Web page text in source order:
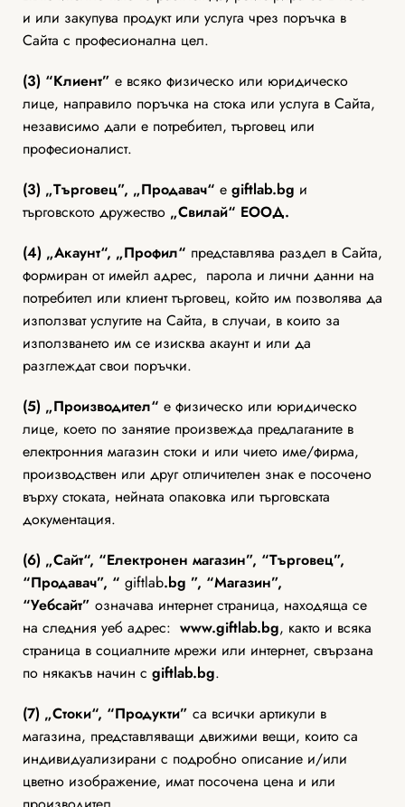
и или закупува продукт или услуга чрез поръчка в
Сайта с професионална цел.
(3) “Клиент” е всяко физическо или юридическо
лице, направило поръчка на стока или услуга в Сайта,
независимо дали е потребител, търговец или
професионалист.
(3) „Търговец”, „Продавач“ е giftlab.bg и
търговското дружество „Свилай“ ЕООД.
(4) „Акаунт“, „Профил“ представлява раздел в Сайта,
формиран от имейл адрес, парола и лични данни на
потребител или клиент търговец, който им позволява да
използват услугите на Сайта, в случаи, в които за
използването им се изисква акаунт и или да
разглеждат свои поръчки.
(5) „Производител“ е физическо или юридическо
лице, което по занятие произвежда предлаганите в
електронния магазин стоки и или чието име/фирма,
производствен или друг отличителен знак е посочено
върху стоката, нейната опаковка или търговската
документация.
(6) „Сайт“, “Електронен магазин”, “Tърговец”,
“Продавач”, “ giftlab.bg ”, “Магазин”,
“Уебсайт” означава интернет страница, находяща се
на следния уеб адрес: www.giftlab.bg, както и всяка
страница в социалните мрежи или интернет, свързана
по някакъв начин с giftlab.bg.
(7) „Стоки“, “Продукти” са всички артикули в
магазина, представляващи движими вещи, които са
индивидуализирани с подробно описание и/или
цветно изображение, имат посочена цена и или